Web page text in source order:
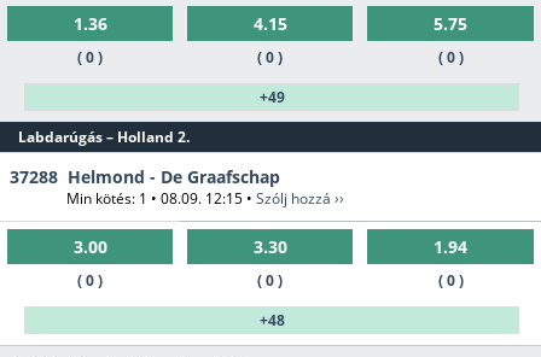
1.36
( 0 )
4.15
( 0 )
5.75
( 0 )
+49
Labdarúgás – Holland 2.
37288 Helmond - De Graafschap
Min kötés: 1 • 08.09. 12:15 • Szólj hozzá ››
3.00
( 0 )
3.30
( 0 )
1.94
( 0 )
+48